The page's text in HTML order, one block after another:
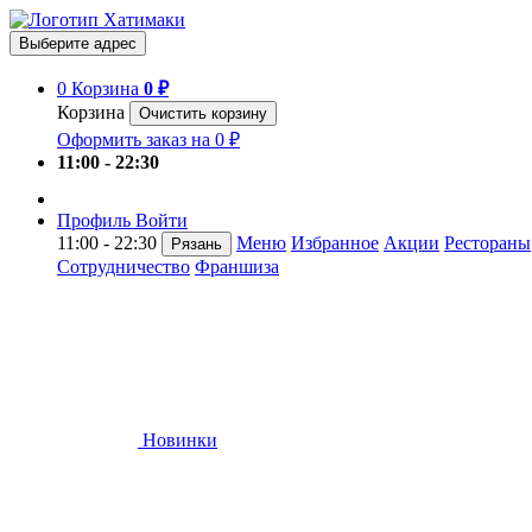
Выберите адрес
0 Корзина 0 ₽
Корзина
Очистить корзину
Оформить заказ на 0 ₽
11:00 - 22:30
Профиль Войти
11:00 - 22:30
Рязань Меню Избранное Акции Рестораны
Сотрудничество Франшиза
Новинки